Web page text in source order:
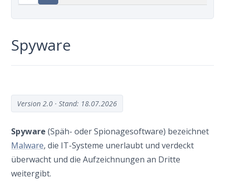
Spyware
Ver­si­on 2.0 · Stand: 18.07.2026
Spy­wa­re (Späh- oder Spio­na­ge­soft­ware) bezeich­net
Mal­wa­re, die IT-Syste­me uner­laubt und ver­deckt
über­wacht und die Auf­zeich­nun­gen an Drit­te
weitergibt.